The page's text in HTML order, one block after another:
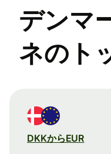
デンマ
ネのト
DKKからEUR